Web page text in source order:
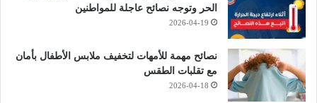
الحر وتوجه نصائح عاجلة للمواطنين
2026-04-19
نصائح مهمة للأمهات لتخفيف ملابس الأطفال بأمان
مع تقلبات الطقس
2026-04-18